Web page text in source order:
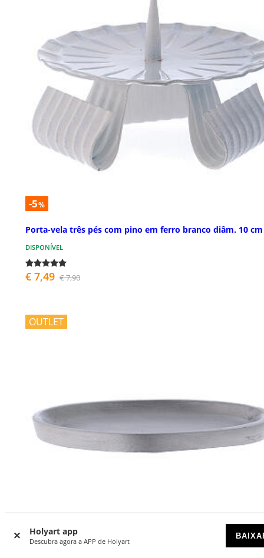
Holyart app
Descubra agora a APP de Holyart
-5%
Porta-vela três pés com pino em ferro branco diâm. 10 cm
DISPONÍVEL
€ 7,49 € 7,90
OUTLET
-43%